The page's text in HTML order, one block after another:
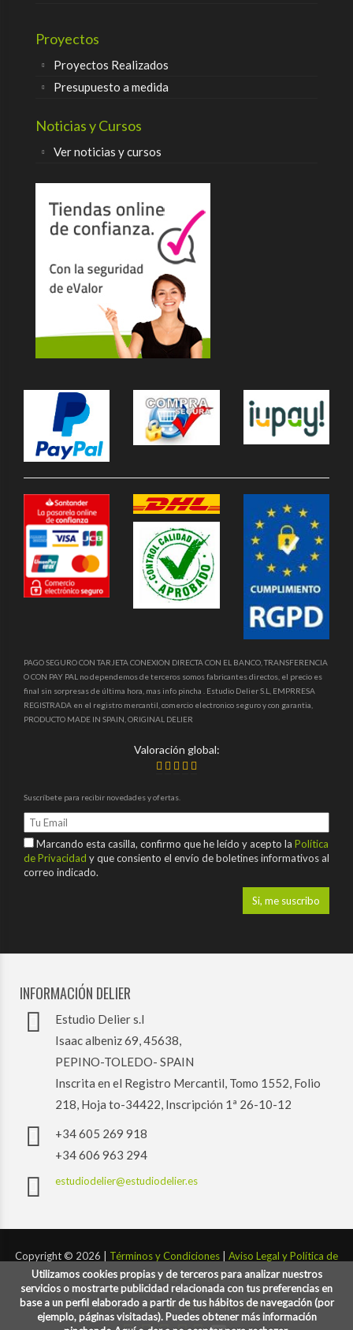
Utilizamos cookies propias y de terceros para analizar nuestros
servicios o mostrarte publicidad relacionada con tus preferencias en
base a un perfil elaborado a partir de tus hábitos de navegación (por
ejemplo, páginas visitadas). Puedes obtener más información
Proyectos
Proyectos Realizados
Presupuesto a medida
Noticias y Cursos
Ver noticias y cursos
PAGO SEGURO CON TARJETA CONEXION DIRECTA CON EL BANCO, TRANSFERENCIA
O CON PAY PAL no dependemos de terceros somos fabricantes directos, el precio es
final sin sorpresas de última hora, mas info pincha . Estudio Delier S.L, EMPRRESA
REGISTRADA en el registro mercantil, comercio electronico seguro y con garantia,
PRODUCTO MADE IN SPAIN, ORIGINAL DELIER
Valoración global:
Suscríbete para recibir novedades y ofertas.
Marcando esta casilla, confirmo que he leído y acepto la Política
de Privacidad y que consiento el envío de boletines informativos al
correo indicado.
INFORMACIÓN DELIER
Estudio Delier s.l
Isaac albeniz 69, 45638,
PEPINO-TOLEDO- SPAIN
Inscrita en el Registro Mercantil, Tomo 1552, Folio
218, Hoja to-34422, Inscripción 1ª 26-10-12
+34 605 269 918
+34 606 963 294
estudiodelier@estudiodelier.es
Copyright © 2026 | Términos y Condiciones
Aviso Legal y Política de
Privacidad y Cookies
Desarrollado por:codigoconsentido.com